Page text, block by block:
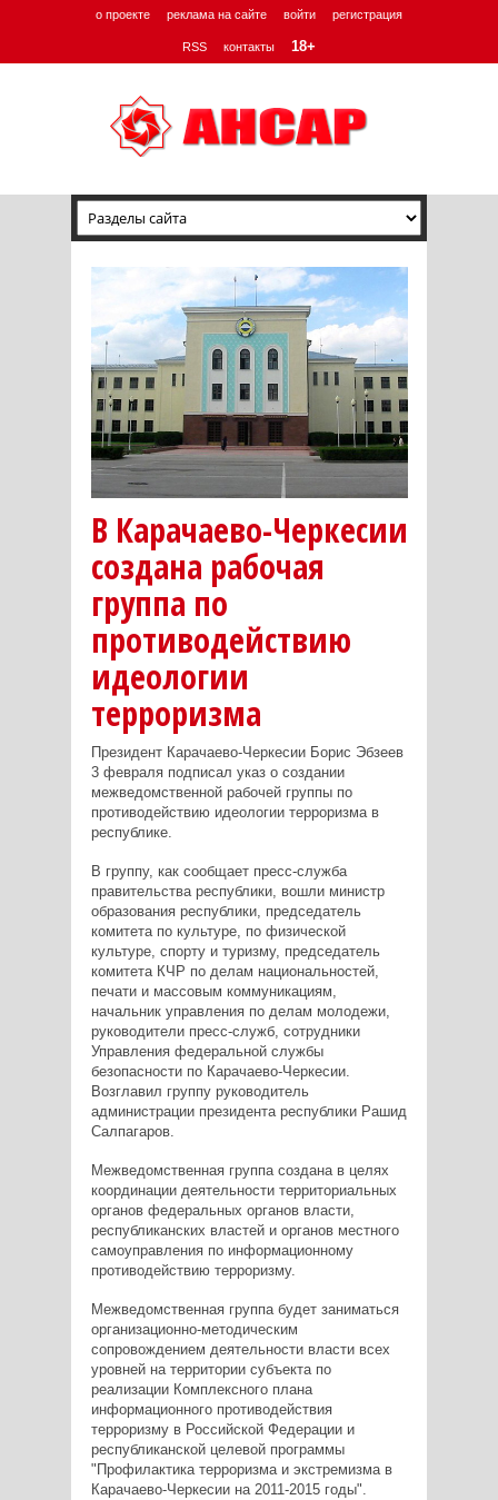
о проекте реклама на сайте войти регистрация
RSS контакты 18+
В Карачаево-Черкесии
создана рабочая
группа по
противодействию
идеологии
терроризма
Президент Карачаево-Черкесии Борис Эбзеев
3 февраля подписал указ о создании
межведомственной рабочей группы по
противодействию идеологии терроризма в
республике.
В группу, как сообщает пресс-служба
правительства республики, вошли министр
образования республики, председатель
комитета по культуре, по физической
культуре, спорту и туризму, председатель
комитета КЧР по делам национальностей,
печати и массовым коммуникациям,
начальник управления по делам молодежи,
руководители пресс-служб, сотрудники
Управления федеральной службы
безопасности по Карачаево-Черкесии.
Возглавил группу руководитель
администрации президента республики Рашид
Салпагаров.
Межведомственная группа создана в целях
координации деятельности территориальных
органов федеральных органов власти,
республиканских властей и органов местного
самоуправления по информационному
противодействию терроризму.
Межведомственная группа будет заниматься
организационно-методическим
сопровождением деятельности власти всех
уровней на территории субъекта по
реализации Комплексного плана
информационного противодействия
терроризму в Российской Федерации и
республиканской целевой программы
"Профилактика терроризма и экстремизма в
Карачаево-Черкесии на 2011-2015 годы".